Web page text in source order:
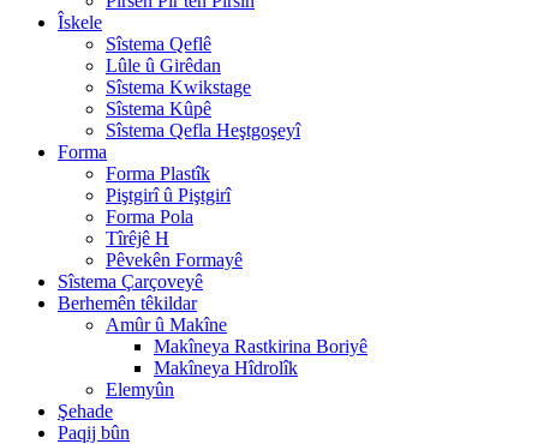
Îskele
Sîstema Qeflê
Lûle û Girêdan
Sîstema Kwikstage
Sîstema Kûpê
Sîstema Qefla Heştgoşeyî
Forma
Forma Plastîk
Piştgirî û Piştgirî
Forma Pola
Tîrêjê H
Pêvekên Formayê
Sîstema Çarçoveyê
Berhemên têkildar
Amûr û Makîne
Makîneya Rastkirina Boriyê
Makîneya Hîdrolîk
Elemyûn
Şehade
Paqij bûn